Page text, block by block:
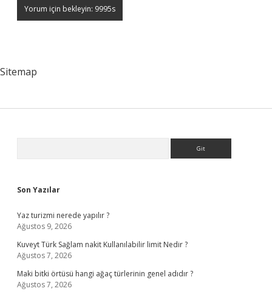
Sitemap
Son Yazılar
Yaz turizmi nerede yapılır ?
Ağustos 9, 2026
Kuveyt Türk Sağlam nakit Kullanılabilir limit Nedir ?
Ağustos 7, 2026
Maki bitki örtüsü hangi ağaç türlerinin genel adıdır ?
Ağustos 7, 2026